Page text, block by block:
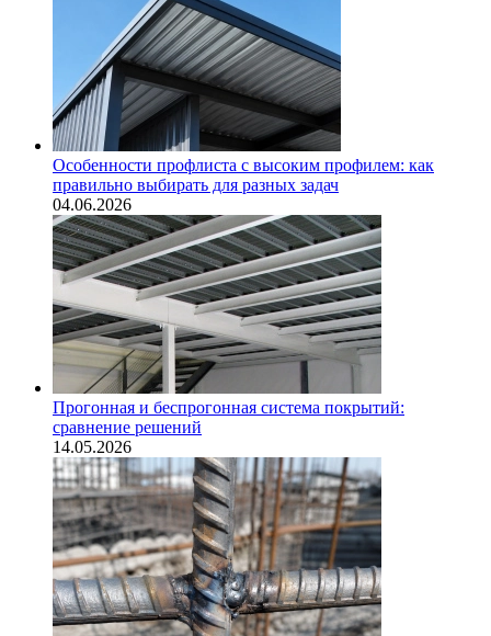
Особенности профлиста с высоким профилем: как
правильно выбирать для разных задач
04.06.2026
Прогонная и беспрогонная система покрытий:
сравнение решений
14.05.2026